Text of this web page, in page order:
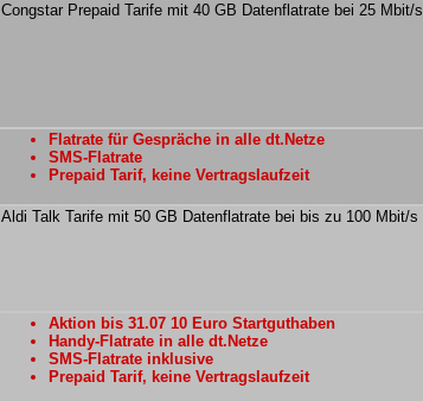
Congstar Prepaid Tarife mit 40 GB Datenflatrate bei 25 Mbit/s
Flatrate für Gespräche in alle dt.Netze
SMS-Flatrate
Prepaid Tarif, keine Vertragslaufzeit
Aldi Talk Tarife mit 50 GB Datenflatrate bei bis zu 100 Mbit/s
Aktion bis 31.07 10 Euro Startguthaben
Handy-Flatrate in alle dt.Netze
SMS-Flatrate inklusive
Prepaid Tarif, keine Vertragslaufzeit